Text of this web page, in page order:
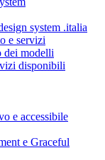
system .italia
e servizi
dei modelli
disponibili
e accessibile
e Graceful